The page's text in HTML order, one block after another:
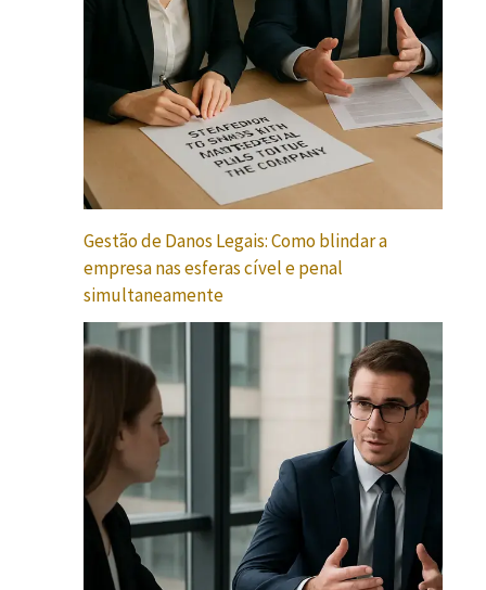
Gestão de Danos Legais: Como blindar a
empresa nas esferas cível e penal
simultaneamente